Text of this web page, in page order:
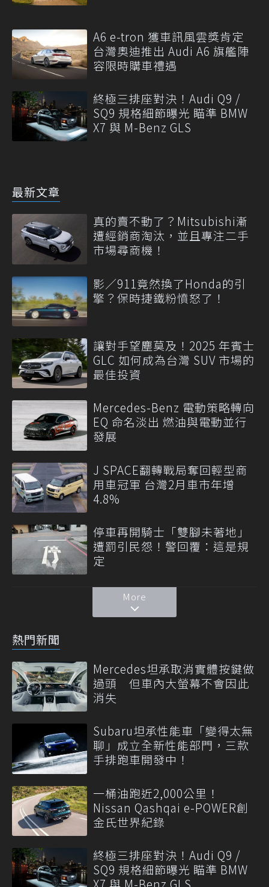
A6 e-tron 獲車訊風雲獎肯定
台灣奧迪推出 Audi A6 旗艦陣
容限時購車禮遇
終極三排座對決！Audi Q9 /
SQ9 規格細節曝光 瞄準 BMW
X7 與 M-Benz GLS
最新文章
真的賣不動了？Mitsubishi漸
遭經銷商淘汰，並且專注二手
市場尋商機！
影／911竟然換了Honda的引
擎？保時捷鐵粉憤怒了！
讓對手望塵莫及！2025 年賓士
GLC 如何成為台灣 SUV 市場的
最佳投資
Mercedes-Benz 電動策略轉向
EQ 命名淡出 燃油與電動並行
發展
J SPACE翻轉戰局奪回輕型商
用車冠軍 台灣2月車市年增
4.8%
停車再開騎士「雙腳未著地」
遭罰引民怨！警回覆：這是規
定
More
熱門新聞
Mercedes坦承取消實體按鍵做
過頭 但車內大螢幕不會因此
消失
Subaru坦承性能車「變得太無
聊」成立全新性能部門，三款
手排跑車開發中！
一桶油跑近2,000公里！
Nissan Qashqai e-POWER創
金氏世界紀錄
終極三排座對決！Audi Q9 /
SQ9 規格細節曝光 瞄準 BMW
X7 與 M-Benz GLS